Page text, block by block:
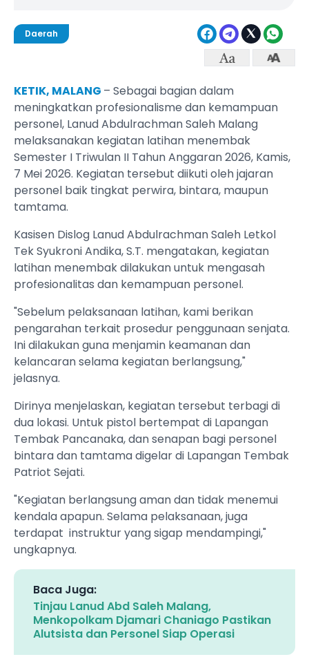
Daerah
KETIK, MALANG – Sebagai bagian dalam
meningkatkan profesionalisme dan kemampuan
personel, Lanud Abdulrachman Saleh Malang
melaksanakan kegiatan latihan menembak
Semester I Triwulan II Tahun Anggaran 2026, Kamis,
7 Mei 2026. Kegiatan tersebut diikuti oleh jajaran
personel baik tingkat perwira, bintara, maupun
tamtama.
Kasisen Dislog Lanud Abdulrachman Saleh Letkol
Tek Syukroni Andika, S.T. mengatakan, kegiatan
latihan menembak dilakukan untuk mengasah
profesionalitas dan kemampuan personel.
"Sebelum pelaksanaan latihan, kami berikan
pengarahan terkait prosedur penggunaan senjata.
Ini dilakukan guna menjamin keamanan dan
kelancaran selama kegiatan berlangsung,"
jelasnya.
Dirinya menjelaskan, kegiatan tersebut terbagi di
dua lokasi. Untuk pistol bertempat di Lapangan
Tembak Pancanaka, dan senapan bagi personel
bintara dan tamtama digelar di Lapangan Tembak
Patriot Sejati.
"Kegiatan berlangsung aman dan tidak menemui
kendala apapun. Selama pelaksanaan, juga
terdapat instruktur yang sigap mendampingi,"
ungkapnya.
Baca Juga:
Tinjau Lanud Abd Saleh Malang,
Menkopolkam Djamari Chaniago Pastikan
Alutsista dan Personel Siap Operasi